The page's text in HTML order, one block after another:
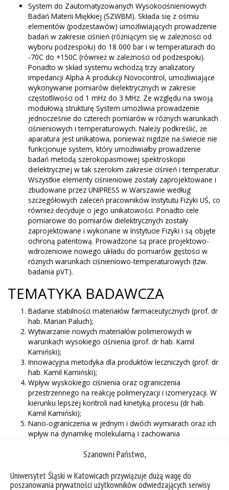
Szanowni Państwo,
Uniwersytet Śląski w Katowicach przywiązuje dużą wagę do
poszanowania prywatności użytkowników odwiedzających serwisy
System do Zautomatyzowanych Wysokociśnieniowych
Badań Materii Miękkiej (SZWBM). Składa się z ośmiu
elementów (podzestawów) umożliwiających prowadzenie
badań w zakresie ciśnień (różniącym się w zależności od
wyboru podzespołu) do 18 000 bar i w temperaturach do
-70C do +150C (również w zależności od podzespołu).
Ponadto w skład systemu wchodzą trzy analizatory
impedancji Alpha A produkcji Novocontrol, umożliwiające
wykonywanie pomiarów dielektrycznych w zakresie
częstotliwości od 1 mHz do 3 MHz. Ze względu na swoją
modułową strukturę System umożliwia prowadzenie
jednocześnie do czterech pomiarów w różnych warunkach
ciśnieniowych i temperaturowych. Należy podkreślić, że
aparatura jest unikatowa, ponieważ nigdzie na świecie nie
funkcjonuje system, który umożliwiałby prowadzenie
badań metodą szerokopasmowej spektroskopii
dielektrycznej w tak szerokim zakresie ciśnień i temperatur.
Wszystkie elementy ciśnieniowe zostały zaprojektowane i
zbudowane przez UNIPRESS w Warszawie według
szczegółowych zaleceń pracowników Instytutu Fizyki UŚ, co
również decyduje o jego unikatowości. Ponadto cele
pomiarowe do pomiarów dielektrycznych zostały
zaprojektowane i wykonane w Instytucie Fizyki i są objęte
ochroną patentową. Prowadzone są prace projektowo-
wdrożeniowe nowego układu do pomiarów gęstości w
różnych warunkach ciśnieniowo-temperaturowych (tzw.
badania pVT).
TEMATYKA BADAWCZA
Badanie stabilności materiałów farmaceutycznych (prof. dr
hab. Marian Paluch);
Wytwarzanie nowych materiałów polimerowych w
warunkach wysokiego ciśnienia (prof. dr hab. Kamil
Kamiński);
Innowacyjna metodyka dla produktów leczniczych (prof. dr
hab. Kamil Kamiński);
Wpływ wyskokiego ciśnienia oraz ograniczenia
przestrzennego na reakcję polimeryzacji i izomeryzacji. W
kierunku lepszej kontroli nad kinetyką procesu (dr hab.
Kamil Kamiński);
Nano-ograniczenia w jednym i dwóch wymiarach oraz ich
wpływ na dynamikę molekularną i zachowania
dr hab. inż. Karolina Adrjanowicz);
dynamiki jonowych materiałów tworzących fazę szklistą
(prof. dr hab. Marian Paluch);